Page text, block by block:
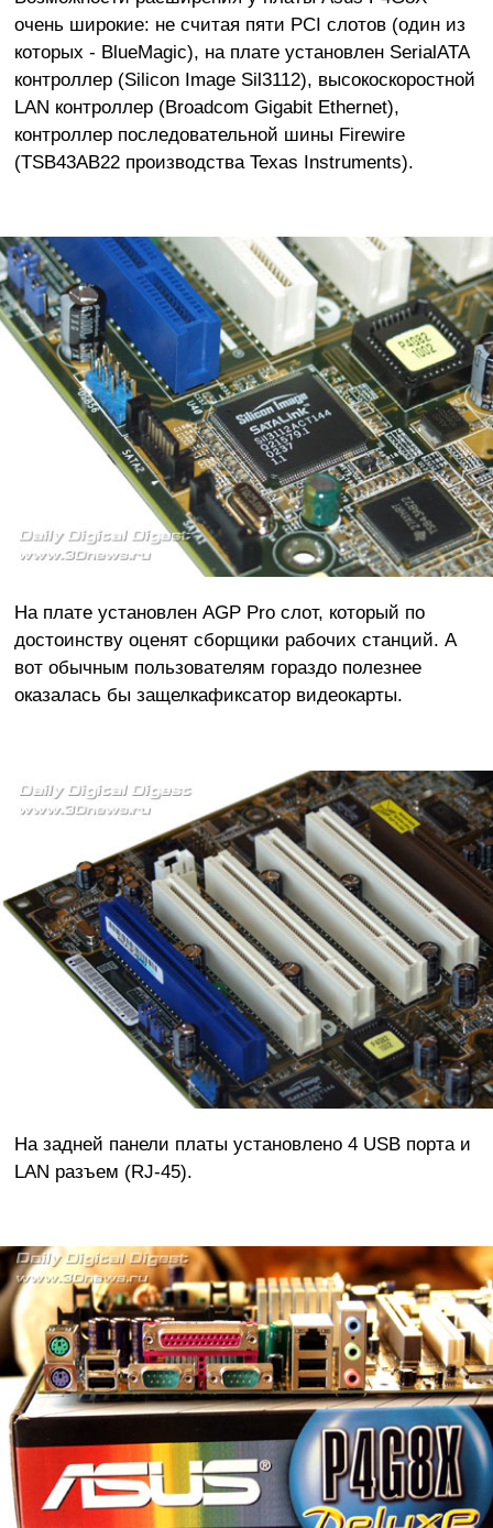
очень широкие: не считая пяти PCI слотов (один из
которых - BlueMagic), на плате установлен SerialATA
контроллер (Silicon Image Sil3112), высокоскоростной
LAN контроллер (Broadcom Gigabit Ethernet),
контроллер последовательной шины Firewire
(TSB43AB22 производства Texas Instruments).
На плате установлен AGP Pro слот, который по
достоинству оценят сборщики рабочих станций. А
вот обычным пользователям гораздо полезнее
оказалась бы защелкафиксатор видеокарты.
На задней панели платы установлено 4 USB порта и
LAN разъем (RJ-45).